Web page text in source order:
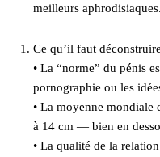
meilleurs aphrodisiaques.
Ce qu’il faut déconstruire
• La “norme” du pénis
pornographie ou les
• La moyenne mondiale
à 14 cm — bien en
• La qualité de la